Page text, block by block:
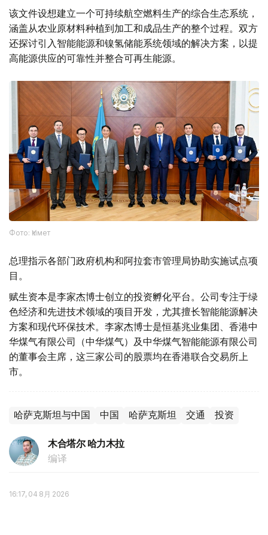
该文件设想建立一个可持续航空燃料生产的综合生态系统，
涵盖从农业原材料种植到加工和成品生产的整个过程。双方
还探讨引入智能能源和镍氢储能系统领域的解决方案，以提
高能源供应的可靠性并整合可再生能源。
Фото: Үкімет
总理指示各部门政府机构和阿拉套市管理局协助实施试点项
目。
赋生资本是李家杰博士创立的投资孵化平台。公司专注于绿
色经济和先进技术领域的项目开发，尤其擅长智能能源解决
方案和现代环保技术。李家杰博士是恒基兆业集团、香港中
华煤气有限公司（中华煤气）及中华煤气智能能源有限公司
的董事会主席，这三家公司的股票均在香港联合交易所上
市。
哈萨克斯坦与中国 中国 哈萨克斯坦 交通 投资
木合塔尔 哈力木拉
编译
16:17, 04 8月 2026